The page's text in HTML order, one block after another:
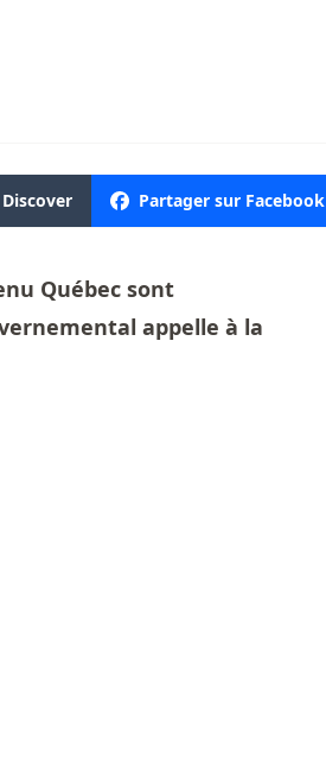
Partager sur Facebook
Québec sont
appelle à la